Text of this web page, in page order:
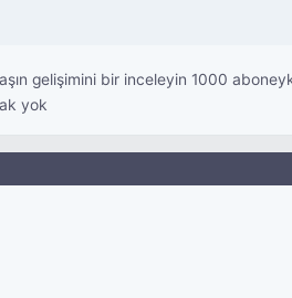
gelişimini bir inceleyin 1000
yok